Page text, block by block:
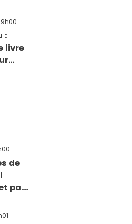
:
livre
de
pas